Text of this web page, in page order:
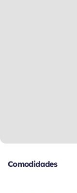
Comodidades